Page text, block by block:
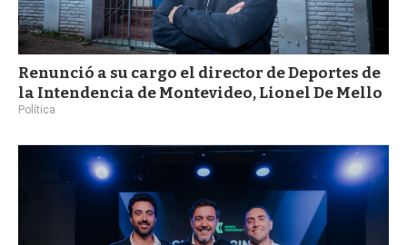
Renunció a su cargo el director de Deportes de
la Intendencia de Montevideo, Lionel De Mello
Política